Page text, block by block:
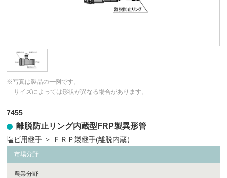
※写真は製品の一例です。
サイズによっては形状が異なる場合があります。
7455
離脱防止リング内蔵型FRP製異形管
塩ビ用継手 ＞ ＦＲＰ製継手(離脱内蔵）
市場分野
農業分野